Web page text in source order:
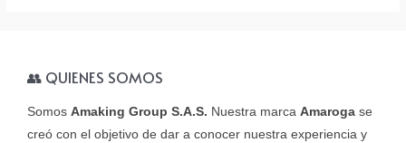
👥 QUIENES SOMOS
Somos Amaking Group S.A.S. Nuestra marca Amaroga se
creó con el objetivo de dar a conocer nuestra experiencia y